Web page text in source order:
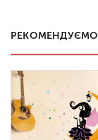
РЕКОМЕНДУЄМО